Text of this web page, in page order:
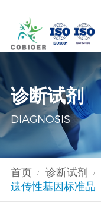
诊断试剂
DIAGNOSIS
首页 / 诊断试剂 /
遗传性基因标准品